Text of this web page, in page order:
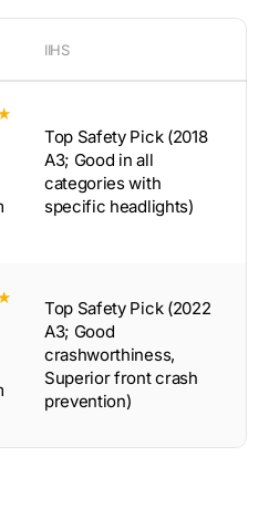
IIHS
Top Safety Pick (2018
A3; Good in all
categories with
specific headlights)
Top Safety Pick (2022
A3; Good
crashworthiness,
Superior front crash
prevention)